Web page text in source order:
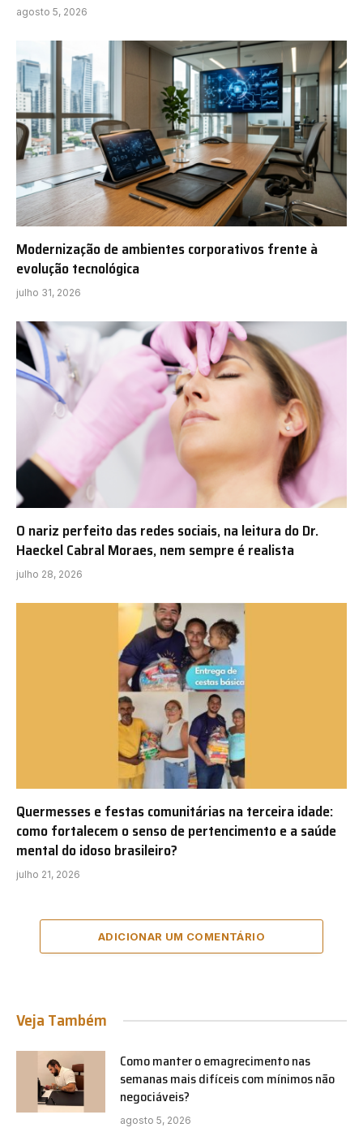
agosto 5, 2026
Modernização de ambientes corporativos frente à
evolução tecnológica
julho 31, 2026
O nariz perfeito das redes sociais, na leitura do Dr.
Haeckel Cabral Moraes, nem sempre é realista
julho 28, 2026
Quermesses e festas comunitárias na terceira idade:
como fortalecem o senso de pertencimento e a saúde
mental do idoso brasileiro?
julho 21, 2026
ADICIONAR UM COMENTÁRIO
Veja Também
Como manter o emagrecimento nas
semanas mais difíceis com mínimos não
negociáveis?
agosto 5, 2026